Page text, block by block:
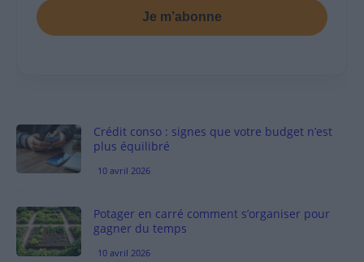
Je m’abonne
Crédit conso : signes que votre budget n’est
plus équilibré
10 avril 2026
Potager en carré comment s’organiser pour
gagner du temps
10 avril 2026